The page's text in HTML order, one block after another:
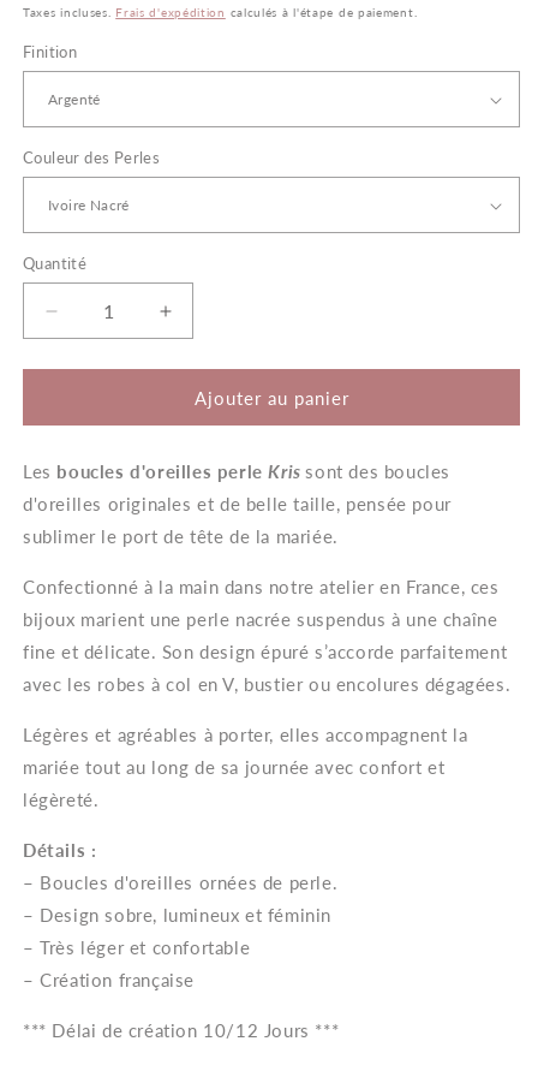
habituel
Taxes incluses. Frais d'expédition calculés à l'étape de paiement.
Finition
Couleur des Perles
Quantité
Quantité
Réduire
la
quantité
Kris
Boucles
d&#39;oreilles
Augmenter
la
quantité
Kris
Boucles
d&#39;oreilles
Ajouter au panier
Les boucles d'oreilles perleKrissont des boucles
d'oreilles originales et de belle taille, pensée pour
sublimer le port de tête de la mariée.
Confectionné à la main dans notre atelier en France, ces
bijoux marient une perle nacrée suspendus à une chaîne
fine et délicate. Son design épuré s’accorde parfaitement
avec les robes à col en V, bustier ou encolures dégagées.
Légères et agréables à porter, elles accompagnent la
mariée tout au long de sa journée avec confort et
légèreté.
Détails :
– Boucles d'oreilles ornées de perle.
– Design sobre, lumineux et féminin
– Très léger et confortable
– Création française
*** Délai de création 10/12 Jours ***